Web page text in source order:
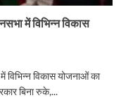
में विभिन्न विकास
विभिन्न विकास योजनाओं का
बिना रुके,...